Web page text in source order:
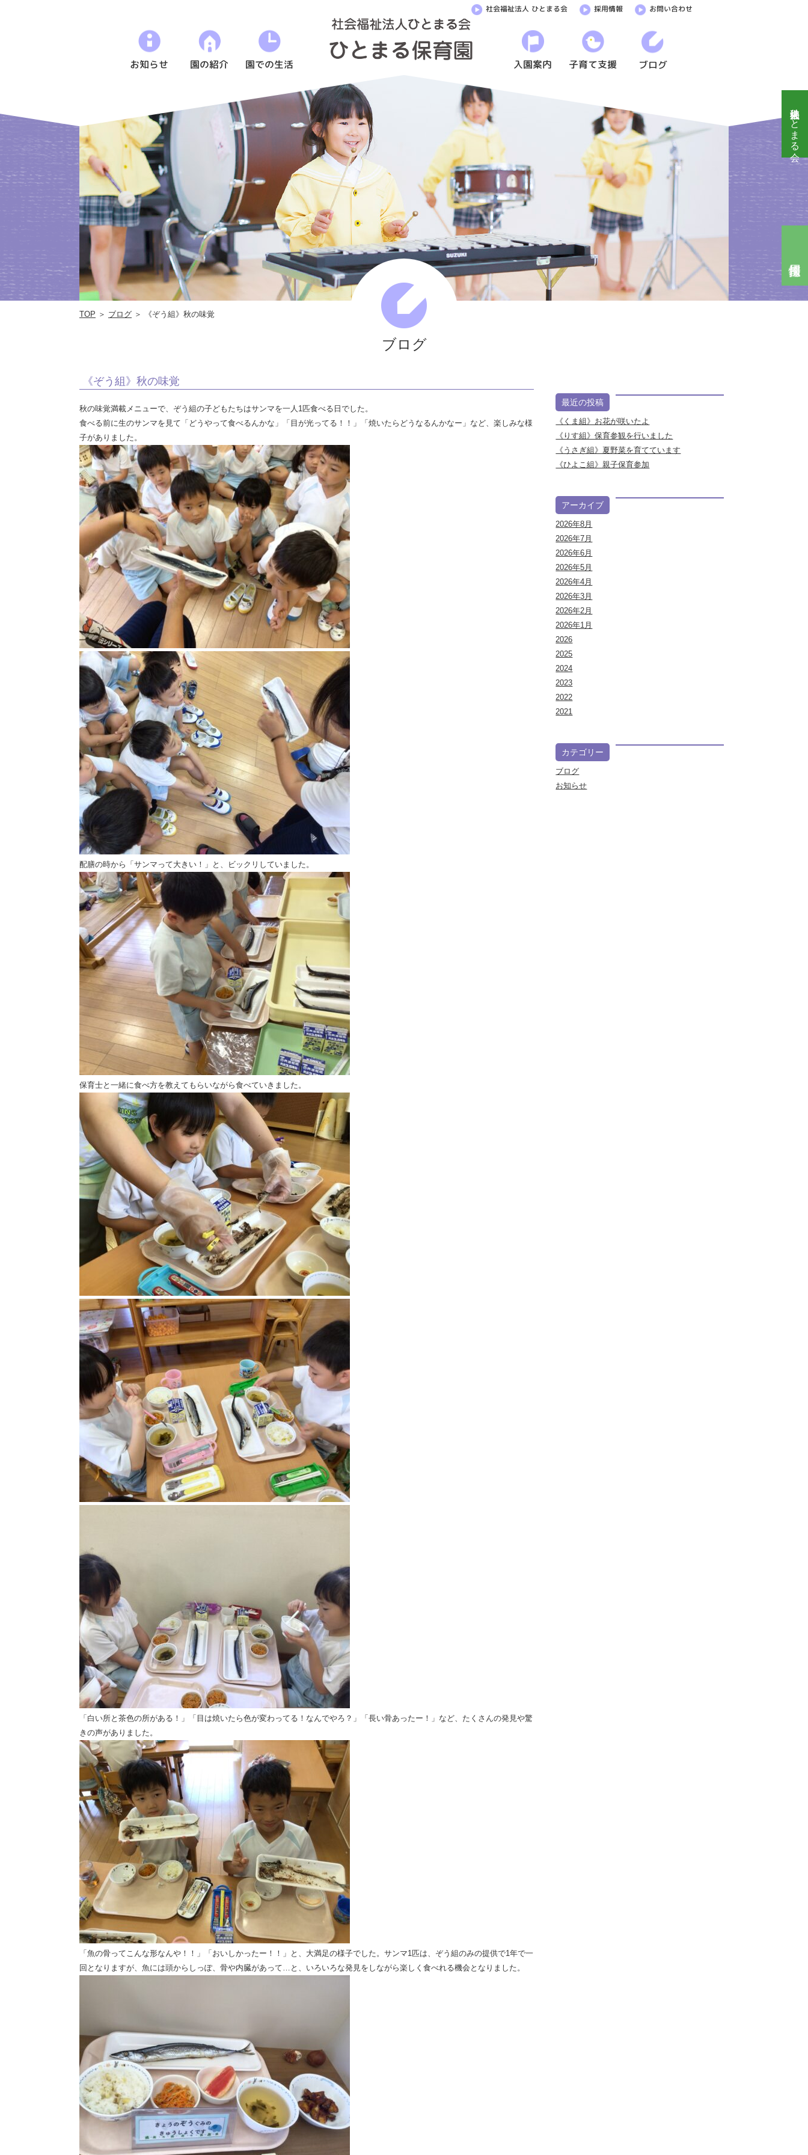
《ぞ
う
組》
社
会
福
祉
法
ひ
と
ま
る
社会福祉法人 ひとまる会 採用情報 お問い合わせ
お知らせ 園の紹介 園での生活 入園案内 子育て支援 ブログ
社会福祉法人ひとまる会
ブログ
TOP ＞ ブログ ＞ 《ぞう組》秋の味覚
《ぞう組》秋の味覚
秋の味覚満載メニューで、ぞう組の子どもたちはサンマを一人1匹食べる日でした。
食べる前に生のサンマを見て「どうやって食べるんかな」「目が光ってる！！」「焼いたらどうなるんかなー」など、楽しみな様
子がありました。
配膳の時から「サンマって大きい！」と、ビックリしていました。
保育士と一緒に食べ方を教えてもらいながら食べていきました。
「白い所と茶色の所がある！」「目は焼いたら色が変わってる！なんでやろ？」「長い骨あったー！」など、たくさんの発見や驚
きの声がありました。
「魚の骨ってこんな形なんや！！」「おいしかったー！！」と、大満足の様子でした。サンマ1匹は、ぞう組のみの提供で1年で一
回となりますが、魚には頭からしっぽ、骨や内臓があって…と、いろいろな発見をしながら楽しく食べれる機会となりました。
最近の投稿
《くま組》お花が咲いたよ
《りす組》保育参観を行いました
《うさぎ組》夏野菜を育てています
《ひよこ組》親子保育参加
アーカイブ
2026年8月
2026年7月
2026年6月
2026年5月
2026年4月
2026年3月
2026年2月
2026年1月
2026
2025
2024
2023
2022
2021
カテゴリー
ブログ
お知らせ